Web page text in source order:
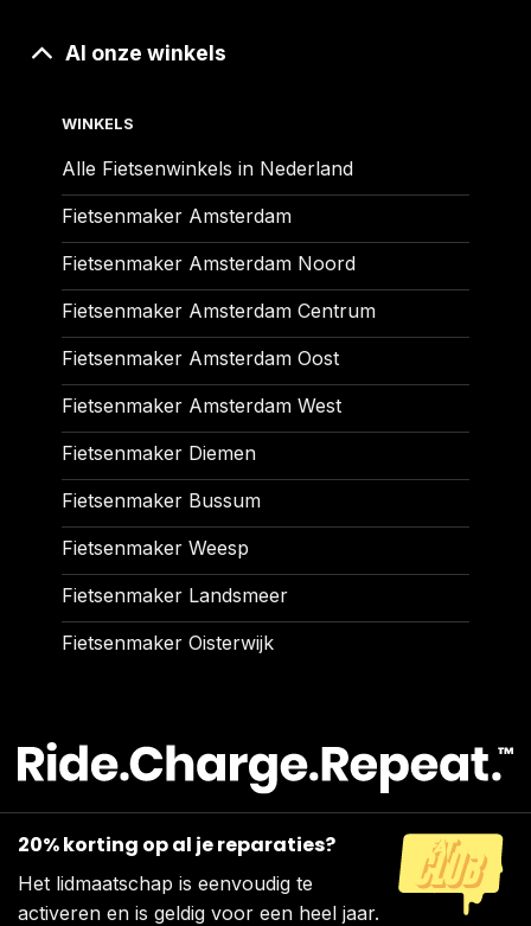
Al onze winkels
WINKELS
Alle Fietsenwinkels in Nederland
Fietsenmaker Amsterdam
Fietsenmaker Amsterdam Noord
Fietsenmaker Amsterdam Centrum
Fietsenmaker Amsterdam Oost
Fietsenmaker Amsterdam West
Fietsenmaker Diemen
Fietsenmaker Bussum
Fietsenmaker Weesp
Fietsenmaker Landsmeer
Fietsenmaker Oisterwijk
20% korting op al je reparaties?
Het lidmaatschap is eenvoudig te
activeren en is geldig voor een heel jaar.